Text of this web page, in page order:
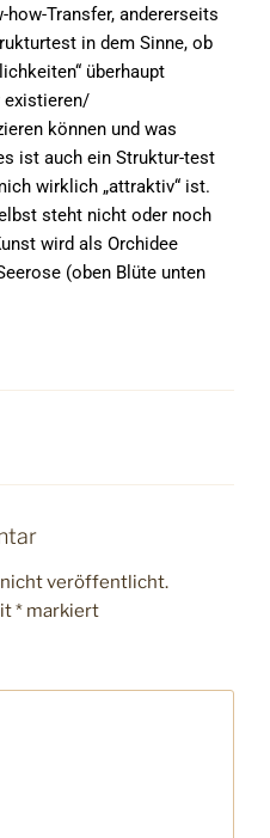
Transfer, andererseits
in dem Sinne, ob
überhaupt
existieren/
können und was
ist auch ein Struktur-test
wirklich „attraktiv“ ist.
steht nicht oder noch
wird als Orchidee
(oben Blüte unten
veröffentlicht.
* markiert